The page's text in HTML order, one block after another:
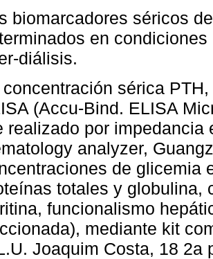
biomarcadores séricos
en
diálisis.
concentración sérica
(Accu-Bind. ELISA
realizado por impedancia
analyzer,
de glicemia
totales y globulina,
funcionalismo
mediante kit
Joaquim Costa, 18 2a